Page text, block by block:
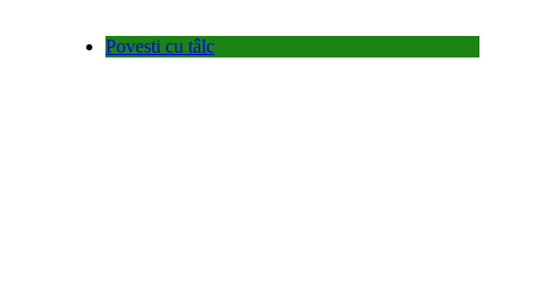
Povesti cu tâlc